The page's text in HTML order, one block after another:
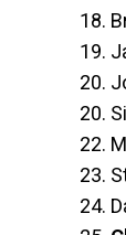
18.
19.
20.
20.
22.
23.
24.